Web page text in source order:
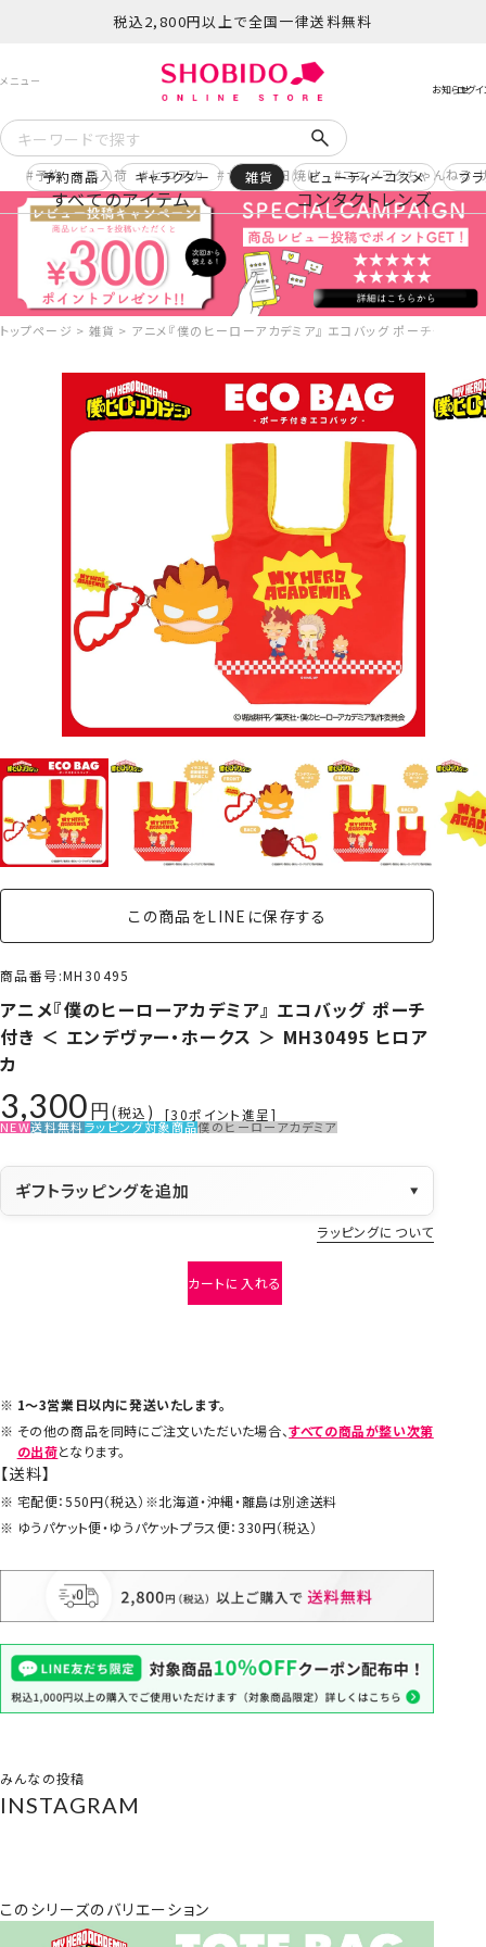
税込2,800円以上で全国一律送料無料
予約 再入荷 ヒロアカ サンリオ日焼け コスメヲタちゃんねる
すべてのアイテム コンタクトレンズ
予約商品 キャラクター 雑貨 ビューティーコスメ ブ
トップページ 雑貨 アニメ『僕のヒーローアカデミア』 エコバッグ ポーチ付き
この商品をLINEに保存する
商品番号 MH30495
アニメ『僕のヒーローアカデミア』 エコバッグ ポーチ
付き ＜ エンデヴァー・ホークス ＞ MH30495 ヒロア
カ
3,300 税込 [30ポイント進呈]
NEW送料無料ラッピング対象商品僕のヒーローアカデミア
ギフトラッピングを追加 ▼
ラッピングについて
カートに入れる
1～3営業日以内に発送いたします。
その他の商品を同時にご注文いただいた場合、すべての商品が整い次第
の出荷となります。
【送料】
宅配便：550円（税込）※北海道・沖縄・離島は別途送料
ゆうパケット便・ゆうパケットプラス便：330円（税込）
みんなの投稿
INSTAGRAM
このシリーズのバリエーション